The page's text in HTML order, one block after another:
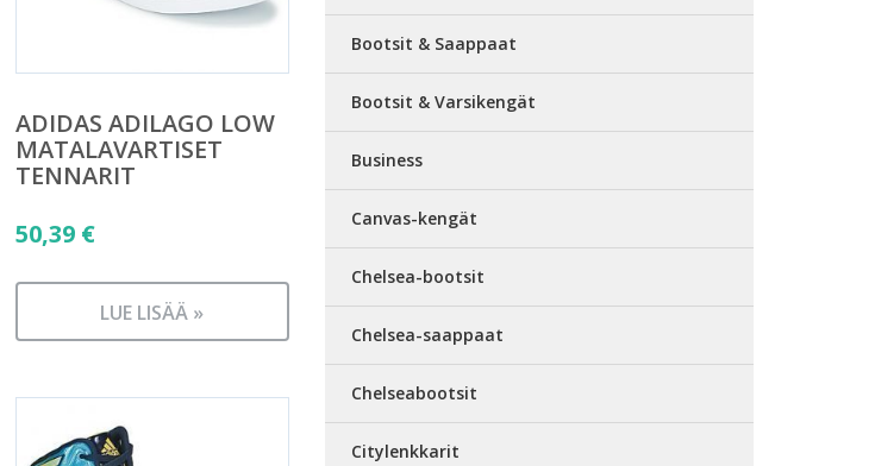
ADIDAS ADILAGO LOW
MATALAVARTISET
TENNARIT
50,39 €
LUE LISÄÄ »
Bootsit & Saappaat
Bootsit & Varsikengät
Business
Canvas-kengät
Chelsea-bootsit
Chelsea-saappaat
Chelseabootsit
Citylenkkarit